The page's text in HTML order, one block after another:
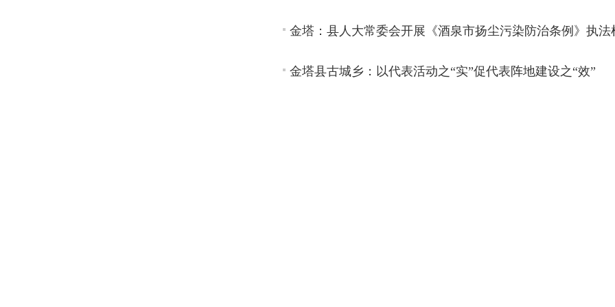
金塔：县人大常委会开展《酒泉市扬尘污染防治条例》执法
金塔县古城乡：以代表活动之“实”促代表阵地建设之“效”